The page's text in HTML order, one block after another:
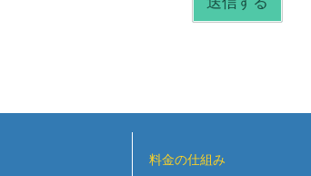
料金の仕組み